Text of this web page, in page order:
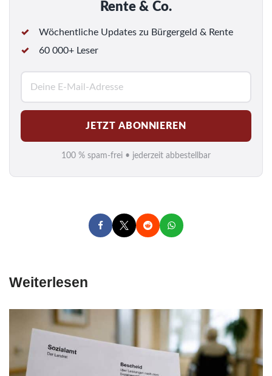
Rente & Co.
Wöchentliche Updates zu Bürgergeld & Rente
60 000+ Leser
M
a
i
l
*
JETZT ABONNIEREN
100 % spam-frei • jederzeit abbestellbar
Weiterlesen